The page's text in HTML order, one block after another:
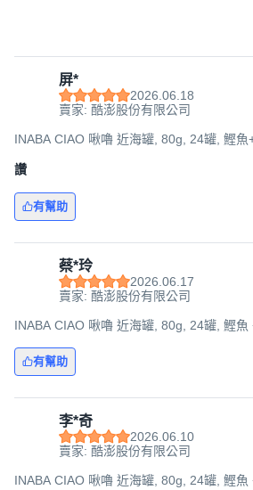
屏*
2026.06.18
賣家: 酷澎股份有限公司
INABA CIAO 啾嚕 近海罐, 80g, 24罐, 鰹魚
讚
有幫助
蔡*玲
2026.06.17
賣家: 酷澎股份有限公司
INABA CIAO 啾嚕 近海罐, 80g, 24罐, 鰹魚
有幫助
李*奇
2026.06.10
賣家: 酷澎股份有限公司
INABA CIAO 啾嚕 近海罐, 80g, 24罐, 鰹魚